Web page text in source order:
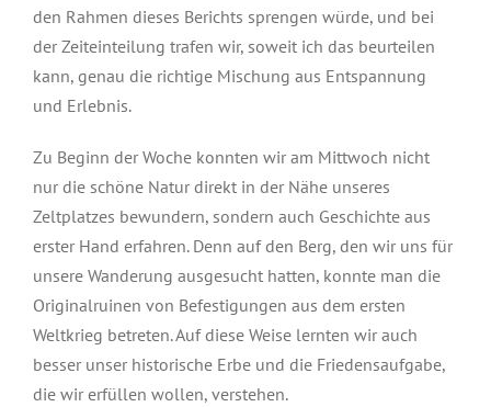
den Rahmen dieses Berichts sprengen würde, und bei
der Zeiteinteilung trafen wir, soweit ich das beurteilen
kann, genau die richtige Mischung aus Entspannung
und Erlebnis.
Zu Beginn der Woche konnten wir am Mittwoch nicht
nur die schöne Natur direkt in der Nähe unseres
Zeltplatzes bewundern, sondern auch Geschichte aus
erster Hand erfahren. Denn auf den Berg, den wir uns für
unsere Wanderung ausgesucht hatten, konnte man die
Originalruinen von Befestigungen aus dem ersten
Weltkrieg betreten. Auf diese Weise lernten wir auch
besser unser historische Erbe und die Friedensaufgabe,
die wir erfüllen wollen, verstehen.